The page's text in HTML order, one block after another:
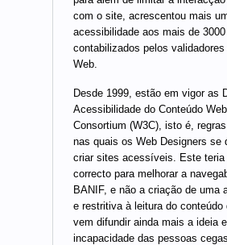
com o site, acrescentou mais
acessibilidade aos mais de
contabilizados pelos
Web.
Desde 1999, estão em vigor as
Acessibilidade do Conteúdo
Consortium (W3C), isto é,
nas quais os Web Designers se
criar sites acessíveis. Este teria
correcto para melhorar a
BANIF, e não a criação de uma
e restritiva à leitura do conteúdo
vem difundir ainda mais a ideia
incapacidade das pessoas